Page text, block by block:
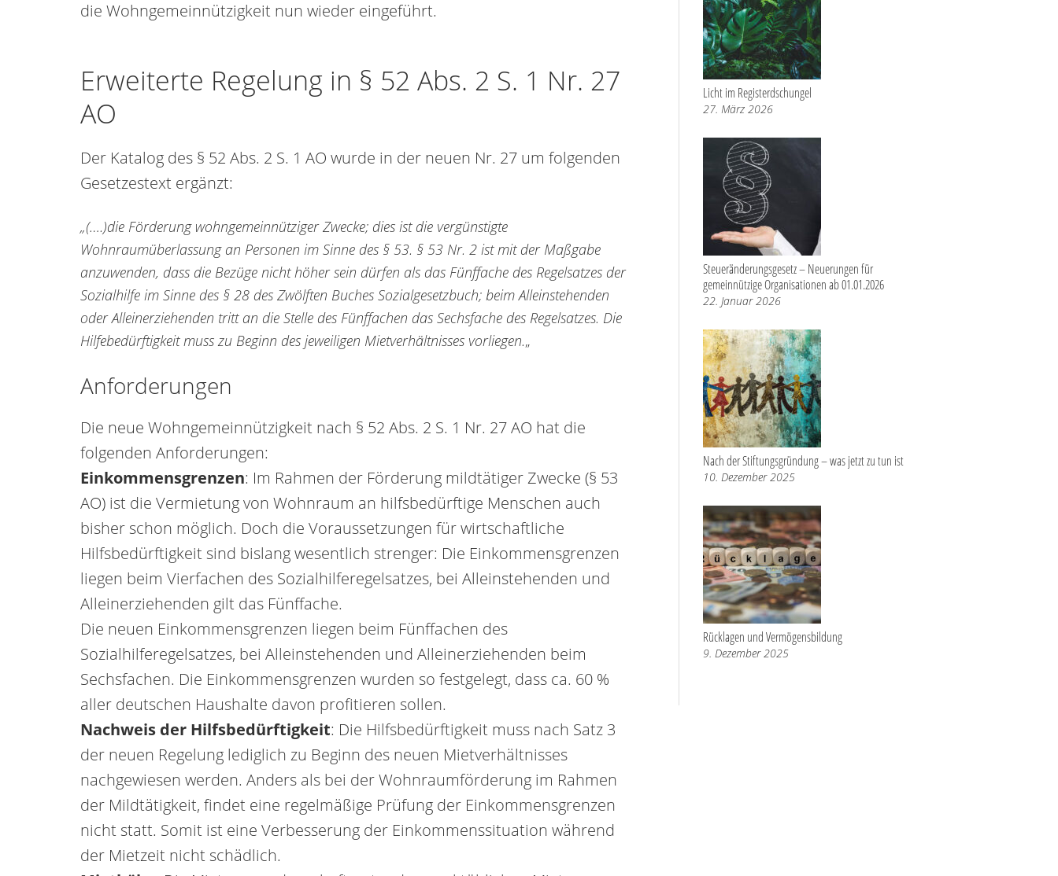
die Wohngemeinnützigkeit nun wieder eingeführt.
Erweiterte Regelung in § 52 Abs. 2 S. 1 Nr. 27
AO
Der Katalog des § 52 Abs. 2 S. 1 AO wurde in der neuen Nr. 27 um folgenden
Gesetzestext ergänzt:
„(….)die Förderung wohngemeinnütziger Zwecke; dies ist die vergünstigte
Wohnraumüberlassung an Personen im Sinne des § 53. § 53 Nr. 2 ist mit der Maßgabe
anzuwenden, dass die Bezüge nicht höher sein dürfen als das Fünffache des Regelsatzes der
Sozialhilfe im Sinne des § 28 des Zwölften Buches Sozialgesetzbuch; beim Alleinstehenden
oder Alleinerziehenden tritt an die Stelle des Fünffachen das Sechsfache des Regelsatzes. Die
Hilfebedürftigkeit muss zu Beginn des jeweiligen Mietverhältnisses vorliegen.„
Anforderungen
Die neue Wohngemeinnützigkeit nach § 52 Abs. 2 S. 1 Nr. 27 AO hat die
folgenden Anforderungen:
Einkommensgrenzen: Im Rahmen der Förderung mildtätiger Zwecke (§ 53
AO) ist die Vermietung von Wohnraum an hilfsbedürftige Menschen auch
bisher schon möglich. Doch die Voraussetzungen für wirtschaftliche
Hilfsbedürftigkeit sind bislang wesentlich strenger: Die Einkommensgrenzen
liegen beim Vierfachen des Sozialhilferegelsatzes, bei Alleinstehenden und
Alleinerziehenden gilt das Fünffache.
Die neuen Einkommensgrenzen liegen beim Fünffachen des
Sozialhilferegelsatzes, bei Alleinstehenden und Alleinerziehenden beim
Sechsfachen. Die Einkommensgrenzen wurden so festgelegt, dass ca. 60 %
aller deutschen Haushalte davon profitieren sollen.
Nachweis der Hilfsbedürftigkeit: Die Hilfsbedürftigkeit muss nach Satz 3
der neuen Regelung lediglich zu Beginn des neuen Mietverhältnisses
nachgewiesen werden. Anders als bei der Wohnraumförderung im Rahmen
der Mildtätigkeit, findet eine regelmäßige Prüfung der Einkommensgrenzen
nicht statt. Somit ist eine Verbesserung der Einkommenssituation während
der Mietzeit nicht schädlich.
Licht im Registerdschungel
27. März 2026
Steueränderungsgesetz – Neuerungen für
gemeinnützige Organisationen ab 01.01.2026
22. Januar 2026
Nach der Stiftungsgründung – was jetzt zu tun ist
10. Dezember 2025
Rücklagen und Vermögensbildung
9. Dezember 2025